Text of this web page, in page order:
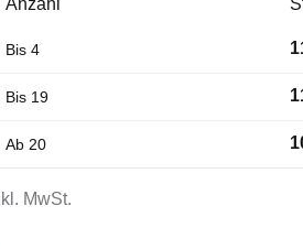
Bis 4
Bis 19
Ab 20
MwSt.